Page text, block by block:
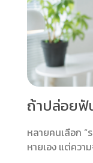
ถ้าปล่อยฟัน
หลายคนเลือก “
หายเอง แต่ควา